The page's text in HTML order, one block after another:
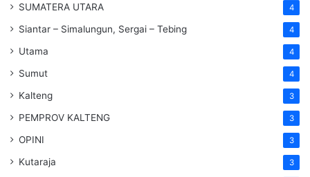
SUMATERA UTARA 4
Siantar – Simalungun, Sergai – Tebing 4
Utama 4
Sumut 4
Kalteng 3
PEMPROV KALTENG 3
OPINI 3
Kutaraja 3